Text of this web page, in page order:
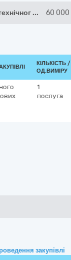
... 60 000
КІЛЬКІСТЬ /
ОД.ВИМІРУ
1
послуга
закупівлі